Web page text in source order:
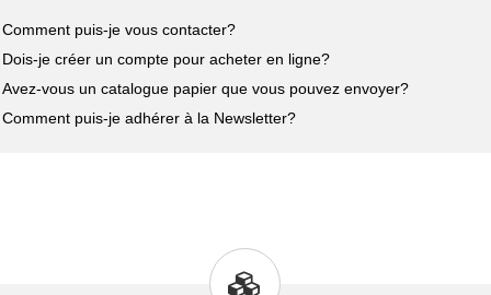
Comment puis-je vous contacter?
Dois-je créer un compte pour acheter en ligne?
Avez-vous un catalogue papier que vous pouvez envoyer?
Comment puis-je adhérer à la Newsletter?